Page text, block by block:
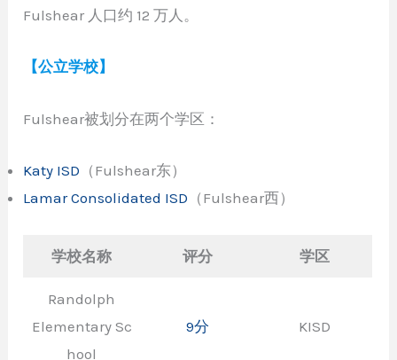
Fulshear 人口约 12 万人。
【公立学校】
Fulshear被划分在两个学区：
Katy ISD （Fulshear东）
Lamar Consolidated ISD （Fulshear西）
学校名称 评分 学区
Randolph
Elementary Sc
hool
9分 KISD